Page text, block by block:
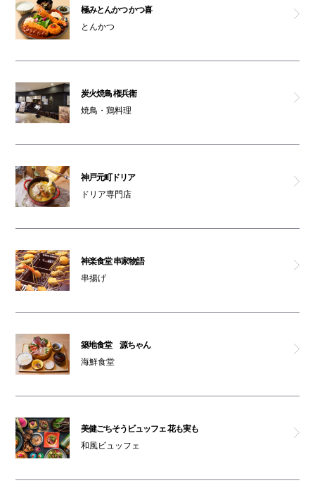
極みとんかつ かつ喜
とんかつ
炭火焼鳥 権兵衛
焼鳥・鶏料理
神戸元町ドリア
ドリア専門店
神楽食堂 串家物語
串揚げ
築地食堂 源ちゃん
海鮮食堂
美健ごちそうビュッフェ 花も実も
和風ビュッフェ